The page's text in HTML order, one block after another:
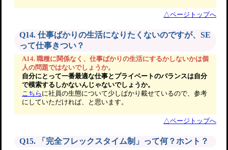
△ページトップへ
Q14. 仕事ばかりの生活になりたくないのですが、SE
って仕事きつい？
A14. 職種に関係なく、仕事ばかりの生活にするかしないかは個
人の問題ではないでしょうか。
自分にとって一番最適な仕事とプライベートのバランスは自分
で模索するしかないんじゃないでしょうか。
こちら に社員の生態について少しばかり載せているので、参考
にしていただければ、と思います。
△ページトップへ
Q15. 「完全フレックスタイム制」って何？ホント？